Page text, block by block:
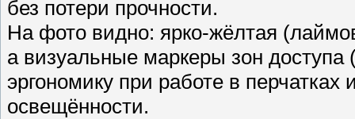
без потери прочности.
На фото видно: ярко-жёлтая
а визуальные маркеры зон
эргономику при работе в перчатках
освещённости.